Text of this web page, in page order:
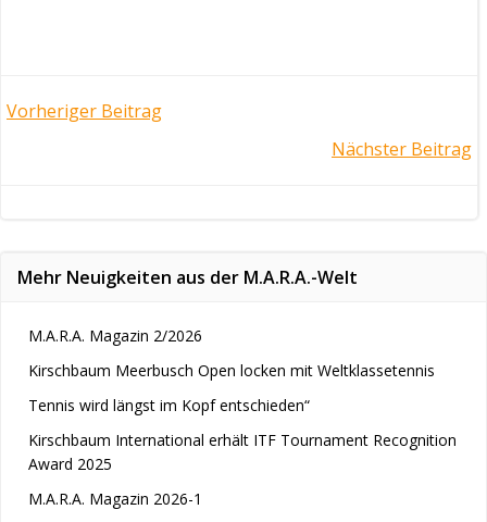
Post
Vorheriger Beitrag
Nächster Beitrag
Mehr Neuigkeiten aus der M.A.R.A.-Welt
M.A.R.A. Magazin 2/2026
Kirschbaum Meerbusch Open locken mit Weltklassetennis
Tennis wird längst im Kopf entschieden“
Kirschbaum International erhält ITF Tournament Recognition
Award 2025
M.A.R.A. Magazin 2026-1